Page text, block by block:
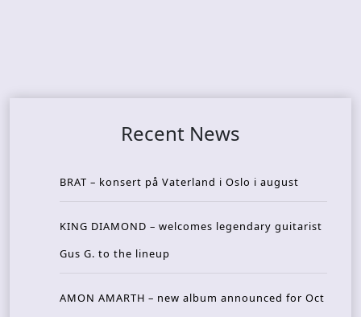
Recent News
BRAT – konsert på Vaterland i Oslo i august
KING DIAMOND – welcomes legendary guitarist
Gus G. to the lineup
AMON AMARTH – new album announced for Oct